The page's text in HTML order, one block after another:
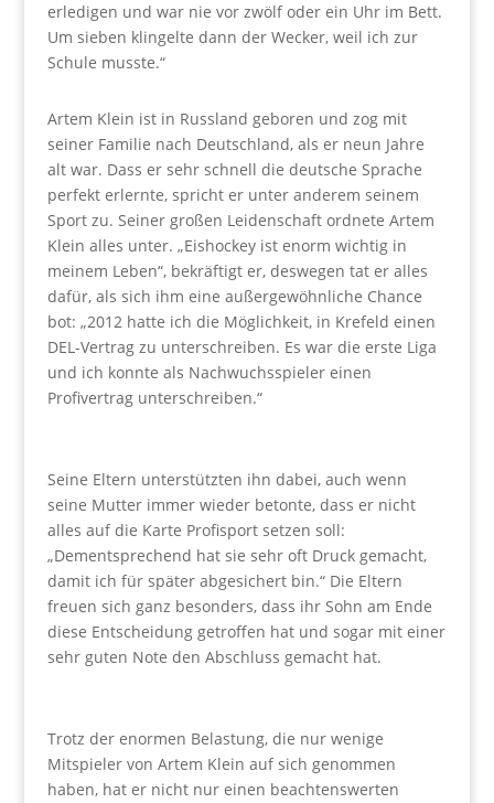
erledigen und war nie vor zwölf oder ein Uhr im Bett.
Um sieben klingelte dann der Wecker, weil ich zur
Schule musste.“
Artem Klein ist in Russland geboren und zog mit
seiner Familie nach Deutschland, als er neun Jahre
alt war. Dass er sehr schnell die deutsche Sprache
perfekt erlernte, spricht er unter anderem seinem
Sport zu. Seiner großen Leidenschaft ordnete Artem
Klein alles unter. „Eishockey ist enorm wichtig in
meinem Leben“, bekräftigt er, deswegen tat er alles
dafür, als sich ihm eine außergewöhnliche Chance
bot: „2012 hatte ich die Möglichkeit, in Krefeld einen
DEL-Vertrag zu unterschreiben. Es war die erste Liga
und ich konnte als Nachwuchsspieler einen
Profivertrag unterschreiben.“
Seine Eltern unterstützten ihn dabei, auch wenn
seine Mutter immer wieder betonte, dass er nicht
alles auf die Karte Profisport setzen soll:
„Dementsprechend hat sie sehr oft Druck gemacht,
damit ich für später abgesichert bin.“ Die Eltern
freuen sich ganz besonders, dass ihr Sohn am Ende
diese Entscheidung getroffen hat und sogar mit einer
sehr guten Note den Abschluss gemacht hat.
Trotz der enormen Belastung, die nur wenige
Mitspieler von Artem Klein auf sich genommen
haben, hat er nicht nur einen beachtenswerten